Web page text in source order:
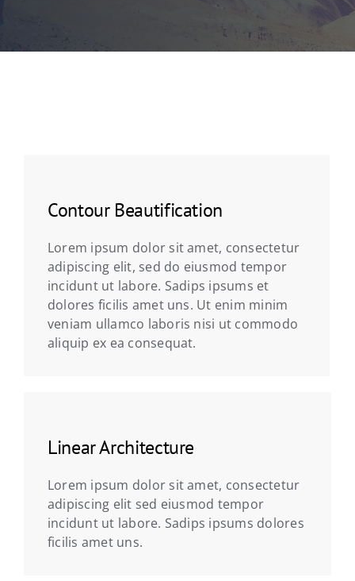
Contour Beautification
Lorem ipsum dolor sit amet, consectetur
adipiscing elit, sed do eiusmod tempor
incidunt ut labore. Sadips ipsums et
dolores ficilis amet uns. Ut enim minim
veniam ullamco laboris nisi ut commodo
aliquip ex ea consequat.
Linear Architecture
Lorem ipsum dolor sit amet, consectetur
adipiscing elit sed eiusmod tempor
incidunt ut labore. Sadips ipsums dolores
ficilis amet uns.